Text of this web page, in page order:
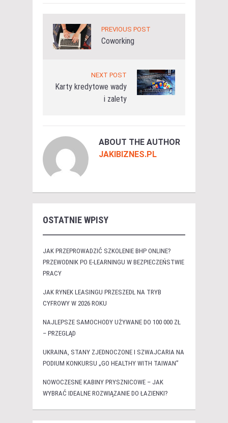
PREVIOUS POST
Coworking
NEXT POST
Karty kredytowe wady
i zalety
ABOUT THE AUTHOR
JAKIBIZNES.PL
OSTATNIE WPISY
JAK PRZEPROWADZIĆ SZKOLENIE BHP ONLINE?
PRZEWODNIK PO E-LEARNINGU W BEZPIECZEŃSTWIE
PRACY
JAK RYNEK LEASINGU PRZESZEDŁ NA TRYB
CYFROWY W 2026 ROKU
NAJLEPSZE SAMOCHODY UŻYWANE DO 100 000 ZŁ
– PRZEGLĄD
UKRAINA, STANY ZJEDNOCZONE I SZWAJCARIA NA
PODIUM KONKURSU „GO HEALTHY WITH TAIWAN”
NOWOCZESNE KABINY PRYSZNICOWE – JAK
WYBRAĆ IDEALNE ROZWIĄZANIE DO ŁAZIENKI?